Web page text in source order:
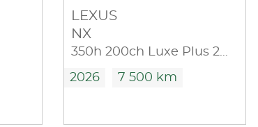
LEXUS
NX
350h 200ch Luxe Plus 2WD MY26
2026 7 500 km